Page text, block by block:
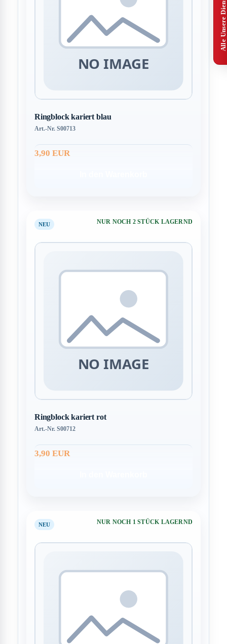
Ringblock kariert blau
Art.-Nr. S00713
3,90 EUR
NEU NUR NOCH 2 STÜCK LAGERND
Ringblock kariert rot
Art.-Nr. S00712
3,90 EUR
NEU NUR NOCH 1 STÜCK LAGERND